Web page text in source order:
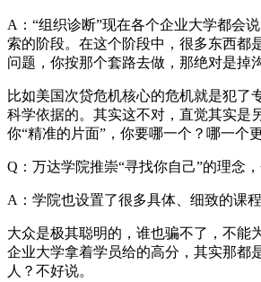
A： “组织诊断”现在各个企业大学都会
索的阶段。在这个阶段中，很多东西都
问题，你按那个套路去做，那绝对是掉
比如美国次贷危机核心的危机就是犯了
科学依据的。其实这不对，直觉其实是
你“精准的片面” ，你要哪一个？哪一个
Q：万达学院推崇“寻找你自己”的理念
A：学院也设置了很多具体、细致的课
大众是极其聪明的，谁也骗不了，不能
企业大学拿着学员给的高分，其实那都
人？不好说。